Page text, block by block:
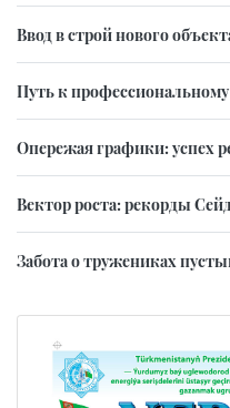
Ввод в строй нового
Путь к профессиональному
Опережая графики: успех
Вектор роста: рекорды
Забота о тружениках